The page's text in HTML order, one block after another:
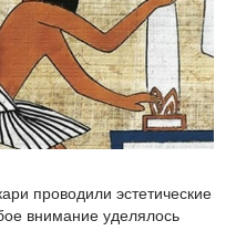
проводили эстетические
внимание уделялось